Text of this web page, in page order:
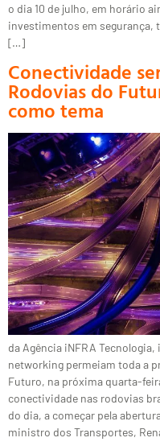
o dia 10 de julho, em horário
investimentos em segurança,
[…]
Conectividade
Rodovias do
como tema
da Agência iNFRA
networking permeiam toda a
Futuro, na próxima quarta-
conectividade nas rodovias
do dia, a começar pela
ministro dos Transportes,